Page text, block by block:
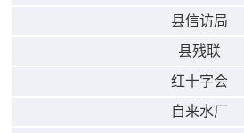
县信访局
县残联
红十字会
自来水厂